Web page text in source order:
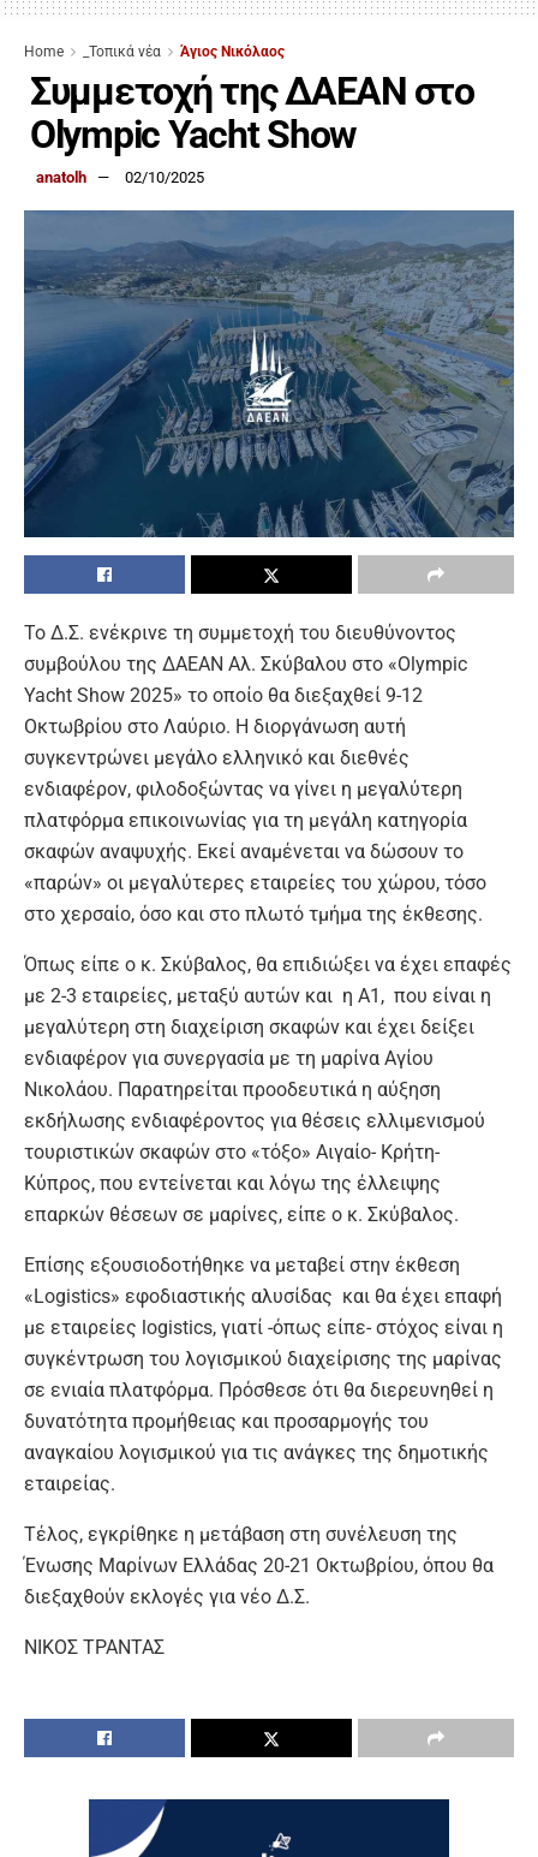
Home _Τοπικά νέα Άγιος Νικόλαος
Συμμετοχή της ΔΑΕΑΝ στο
Olympic Yacht Show
anatolh 02/10/2025
Το Δ.Σ. ενέκρινε τη συμμετοχή του διευθύνοντος
συμβούλου της ΔΑΕΑΝ Αλ. Σκύβαλου στο «Olympic
Yacht Show 2025» το οποίο θα διεξαχθεί 9-12
Οκτωβρίου στο Λαύριο. Η διοργάνωση αυτή
συγκεντρώνει μεγάλο ελληνικό και διεθνές
ενδιαφέρον, φιλοδοξώντας να γίνει η μεγαλύτερη
πλατφόρμα επικοινωνίας για τη μεγάλη κατηγορία
σκαφών αναψυχής. Εκεί αναμένεται να δώσουν το
«παρών» οι μεγαλύτερες εταιρείες του χώρου, τόσο
στο χερσαίο, όσο και στο πλωτό τμήμα της έκθεσης.
Όπως είπε ο κ. Σκύβαλος, θα επιδιώξει να έχει επαφές
με 2-3 εταιρείες, μεταξύ αυτών και η Α1, που είναι η
μεγαλύτερη στη διαχείριση σκαφών και έχει δείξει
ενδιαφέρον για συνεργασία με τη μαρίνα Αγίου
Νικολάου. Παρατηρείται προοδευτικά η αύξηση
εκδήλωσης ενδιαφέροντος για θέσεις ελλιμενισμού
τουριστικών σκαφών στο «τόξο» Αιγαίο- Κρήτη-
Κύπρος, που εντείνεται και λόγω της έλλειψης
επαρκών θέσεων σε μαρίνες, είπε ο κ. Σκύβαλος.
Επίσης εξουσιοδοτήθηκε να μεταβεί στην έκθεση
«Logistics» εφοδιαστικής αλυσίδας και θα έχει επαφή
με εταιρείες logistics, γιατί -όπως είπε- στόχος είναι η
συγκέντρωση του λογισμικού διαχείρισης της μαρίνας
σε ενιαία πλατφόρμα. Πρόσθεσε ότι θα διερευνηθεί η
δυνατότητα προμήθειας και προσαρμογής του
αναγκαίου λογισμικού για τις ανάγκες της δημοτικής
εταιρείας.
Τέλος, εγκρίθηκε η μετάβαση στη συνέλευση της
Ένωσης Μαρίνων Ελλάδας 20-21 Οκτωβρίου, όπου θα
διεξαχθούν εκλογές για νέο Δ.Σ.
ΝΙΚΟΣ ΤΡΑΝΤΑΣ